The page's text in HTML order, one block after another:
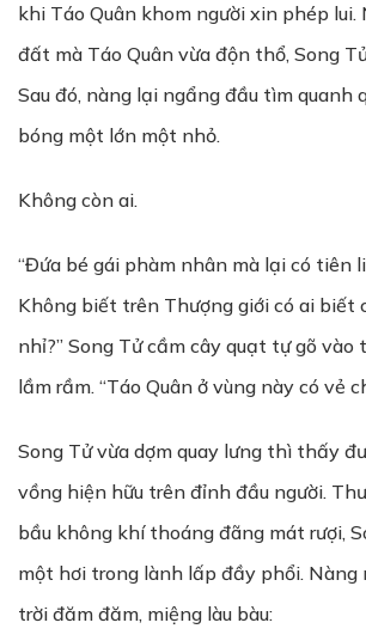
khi Táo Quân khom người xin phép lui.
đất mà Táo Quân vừa độn thổ, Song
Sau đó, nàng lại ngẩng đầu tìm quanh
bóng một lớn một nhỏ.
Không còn ai.
“Đứa bé gái phàm nhân mà lại có tiên
Không biết trên Thượng giới có ai biết
nhỉ?” Song Tử cầm cây quạt tự gõ vào
lầm rầm. “Táo Quân ở vùng này có vẻ
Song Tử vừa dợm quay lưng thì thấy
vồng hiện hữu trên đỉnh đầu người.
bầu không khí thoáng đãng mát rượi,
một hơi trong lành lấp đầy phổi. Nàng
trời đăm đăm, miệng làu bàu: